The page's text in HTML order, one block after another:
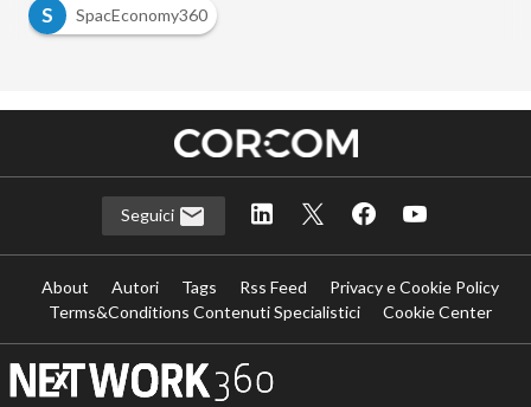
S
SpacEconomy360
Seguici
About Autori Tags Rss Feed
Privacy e Cookie Policy
Terms&Conditions Contenuti Specialistici
Cookie Center